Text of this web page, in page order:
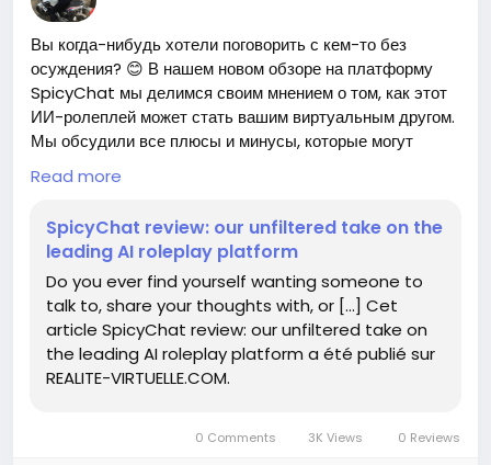
Follow
Вы когда-нибудь хотели поговорить с кем-то без
осуждения? 😊 В нашем новом обзоре на платформу
SpicyChat мы делимся своим мнением о том, как этот
ИИ-ролеплей может стать вашим виртуальным другом.
Мы обсудили все плюсы и минусы, которые могут
помочь вам найти того, с кем можно поделиться своими
мыслями и чувствами.
Лично я был приятно удивлён, насколько интуитивно
понятным и дружелюбным оказался интерфейс! Это
действительно здорово, когда есть возможность
пообщаться, не опасаясь осуждения. 🌟
Пробуйте SpicyChat и откройте для себя новый мир
общения!
https://www.realite-virtuelle.com/spicychat-review/
Read more
SpicyChat review: our unfiltered take on the
leading AI roleplay platform
Do you ever find yourself wanting someone to
talk to, share your thoughts with, or […] Cet
article SpicyChat review: our unfiltered take on
the leading AI roleplay platform a été publié sur
REALITE-VIRTUELLE.COM.
0 Comments 3K Views 0 Reviews